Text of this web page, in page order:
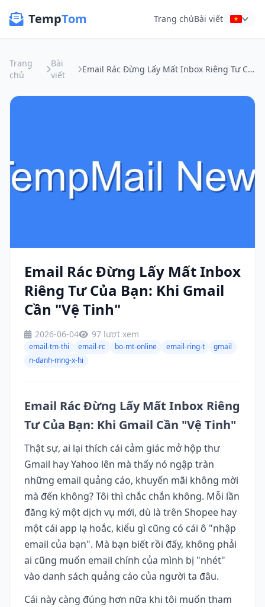
TempTom Trang chủBài viết
Trang
chủ
Bài
viết
Email Rác Đừng Lấy Mất Inbox Riêng Tư Của Bạn: Khi Gmail Cần "Vệ Tinh"
Email Rác Đừng Lấy Mất Inbox
Riêng Tư Của Bạn: Khi Gmail
Cần "Vệ Tinh"
2026-06-04 97 lượt xem
email-tm-thi email-rc bo-mt-online email-ring-t
gmail
n-danh-mng-x-hi
Email Rác Đừng Lấy Mất Inbox Riêng
Tư Của Bạn: Khi Gmail Cần "Vệ Tinh"
Thật sự, ai lại thích cái cảm giác mở hộp thư
Gmail hay Yahoo lên mà thấy nó ngập tràn
những email quảng cáo, khuyến mãi không mời
mà đến không? Tôi thì chắc chắn không. Mỗi lần
đăng ký một dịch vụ mới, dù là trên Shopee hay
một cái app lạ hoắc, kiểu gì cũng có cái ô "nhập
email của bạn". Mà bạn biết rồi đấy, không phải
ai cũng muốn email chính của mình bị "nhét"
vào danh sách quảng cáo của người ta đâu.
Cái này càng đúng hơn nữa khi tôi muốn tham